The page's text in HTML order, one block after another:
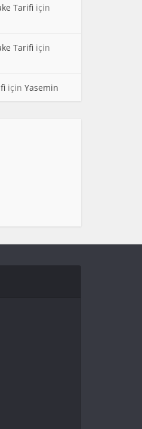
Tarifi için
Tarifi için
için Yasemin